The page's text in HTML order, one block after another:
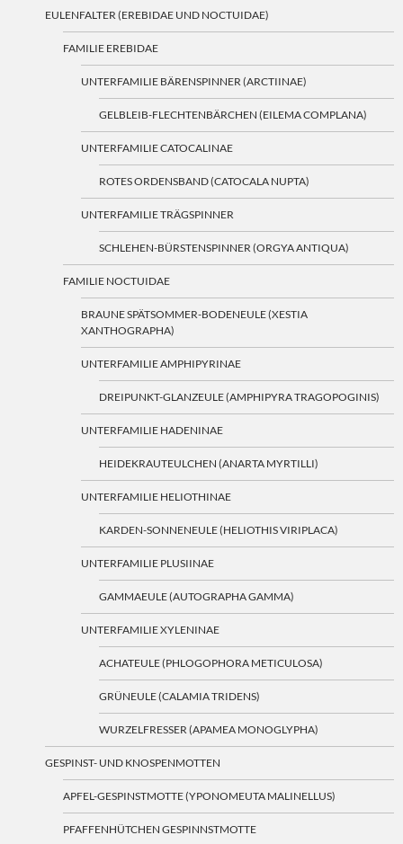
EULENFALTER (EREBIDAE UND NOCTUIDAE)
FAMILIE EREBIDAE
UNTERFAMILIE BÄRENSPINNER (ARCTIINAE)
GELBLEIB-FLECHTENBÄRCHEN (EILEMA COMPLANA)
UNTERFAMILIE CATOCALINAE
ROTES ORDENSBAND (CATOCALA NUPTA)
UNTERFAMILIE TRÄGSPINNER
SCHLEHEN-BÜRSTENSPINNER (ORGYA ANTIQUA)
FAMILIE NOCTUIDAE
BRAUNE SPÄTSOMMER-BODENEULE (XESTIA
XANTHOGRAPHA)
UNTERFAMILIE AMPHIPYRINAE
DREIPUNKT-GLANZEULE (AMPHIPYRA TRAGOPOGINIS)
UNTERFAMILIE HADENINAE
HEIDEKRAUTEULCHEN (ANARTA MYRTILLI)
UNTERFAMILIE HELIOTHINAE
KARDEN-SONNENEULE (HELIOTHIS VIRIPLACA)
UNTERFAMILIE PLUSIINAE
GAMMAEULE (AUTOGRAPHA GAMMA)
UNTERFAMILIE XYLENINAE
ACHATEULE (PHLOGOPHORA METICULOSA)
GRÜNEULE (CALAMIA TRIDENS)
WURZELFRESSER (APAMEA MONOGLYPHA)
GESPINST- UND KNOSPENMOTTEN
APFEL-GESPINSTMOTTE (YPONOMEUTA MALINELLUS)
PFAFFENHÜTCHEN GESPINNSTMOTTE